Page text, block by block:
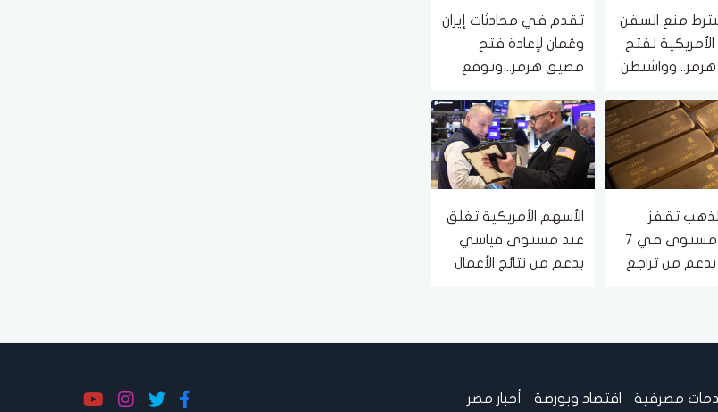
منع السفن
الأمريكية لفتح
وواشنطن
تقدم في محادثات إيران
وعُمان لإعادة فتح
مضيق هرمز.. وتوقع
الذهب تقفز
لأعلى مستوى في 7
بدعم من تراجع
الأسهم الأمريكية تغلق
عند مستوى قياسي
بدعم من نتائج الأعمال
مصرفية اقتصاد وبورصة أخبار مصر